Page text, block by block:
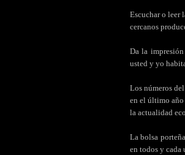
Escuchar o leer
cercanos
Da la
usted y yo
Los números del
en el último
la actualidad
La bolsa
en todos y cada